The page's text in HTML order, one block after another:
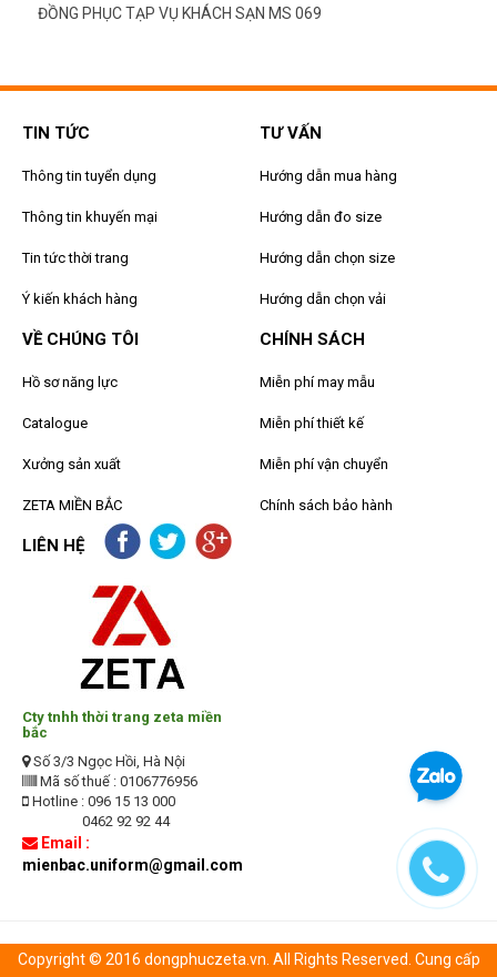
ĐỒNG PHỤC TẠP VỤ KHÁCH SẠN MS 069
TIN TỨC
Thông tin tuyển dụng
Thông tin khuyến mại
Tin tức thời trang
Ý kiến khách hàng
TƯ VẤN
Hướng dẫn mua hàng
Hướng dẫn đo size
Hướng dẫn chọn size
Hướng dẫn chọn vải
VỀ CHÚNG TÔI
Hồ sơ năng lực
Catalogue
Xưởng sản xuất
ZETA MIỀN BẮC
CHÍNH SÁCH
Miễn phí may mẫu
Miễn phí thiết kế
Miễn phí vận chuyển
Chính sách bảo hành
LIÊN HỆ
Cty tnhh thời trang zeta miền
bắc
Số 3/3 Ngọc Hồi, Hà Nội
Mã số thuế : 0106776956
Hotline : 096 15 13 000
0462 92 92 44
Email :
mienbac.uniform@gmail.com
Copyright © 2016 dongphuczeta.vn. All Rights Reserved. Cung cấp